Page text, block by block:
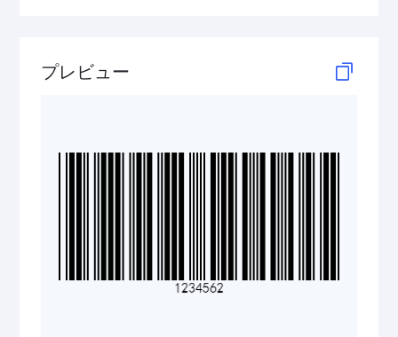
HIBC QR Code
プレビュー